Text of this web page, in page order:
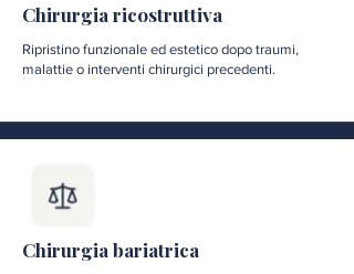
Chirurgia ricostruttiva
Ripristino funzionale ed estetico dopo traumi,
malattie o interventi chirurgici precedenti.
Chirurgia bariatrica